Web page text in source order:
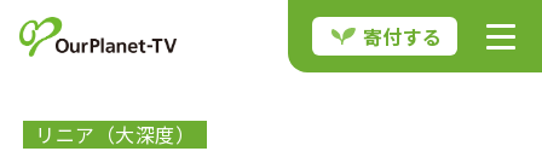
寄付する
リニア（大深度）